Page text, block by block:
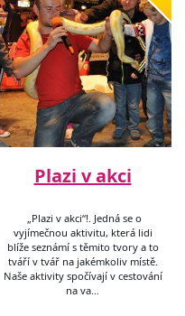
Plazi v akci
„Plazi v akci“!. Jedná se o
vyjímečnou aktivitu, která lidi
blíže seznámí s těmito tvory a to
tváří v tvář na jakémkoliv místě.
Naše aktivity spočívají v cestování
na va…